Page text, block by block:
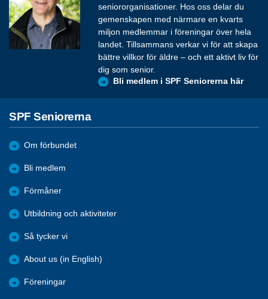
seniororganisationer. Hos oss delar du
gemenskapen med närmare en kvarts
miljon medlemmar i föreningar över hela
landet. Tillsammans verkar vi för att skapa
bättre villkor för äldre – och ett aktivt liv för
dig som senior.
Bli medlem i SPF Seniorerna här
SPF Seniorerna
Om förbundet
Bli medlem
Förmåner
Utbildning och aktiviteter
Så tycker vi
About us (in English)
Föreningar